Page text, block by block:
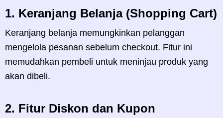
1. Keranjang Belanja (Shopping Cart)
Keranjang belanja memungkinkan pelanggan
mengelola pesanan sebelum checkout. Fitur ini
memudahkan pembeli untuk meninjau produk yang
akan dibeli.
2. Fitur Diskon dan Kupon